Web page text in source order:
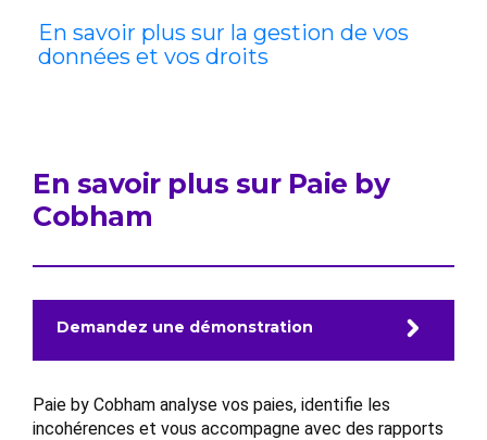
En savoir plus sur la gestion de vos
données et vos droits
En savoir plus sur Paie by
Cobham
Demandez une démonstration
Paie by Cobham analyse vos paies, identifie les
incohérences et vous accompagne avec des rapports